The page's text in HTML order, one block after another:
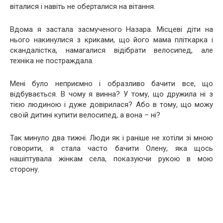
віталися і навіть не оберталися на вітання.
Вдома я застала засмученого Назара. Місцеві діти на
нього накинулися з криками, що його мама пліткарка і
скандалістка, намагалися відібрати велосипед, але
техніка не постраждала.
Мені було неприємно і образливо бачити все, що
відбувається. В чому я винна? У тому, що дружила ні з
тією людиною і дуже довірилася? Або в тому, що можу
своїй дитині купити велосипед, а вона – ні?
Так минуло два тижні. Люди як і раніше не хотіли зі мною
говорити, я стала часто бачити Олену, яка щось
нашіптувала жінкам села, показуючи рукою в мою
сторону.